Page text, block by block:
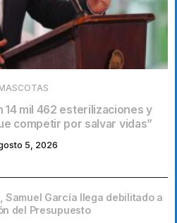
14 mil 462 esterilizaciones y
competir por salvar vidas”
5, 2026
Samuel García llega debilitado a
del Presupuesto